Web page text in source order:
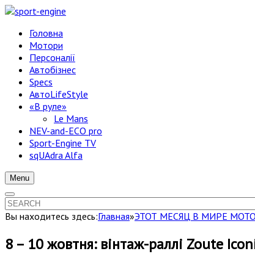
Головна
Мотори
Персоналії
Автобізнес
Specs
АвтоLifeStyle
«В руле»
Le Mans
NEV-and-ECO pro
Sport-Engine TV
sqUAdra Alfa
Menu
Вы находитесь здесь:Главная»ЭТОТ МЕСЯЦ В МИРЕ
8 – 10 жовтня: вінтаж-раллі Zoute